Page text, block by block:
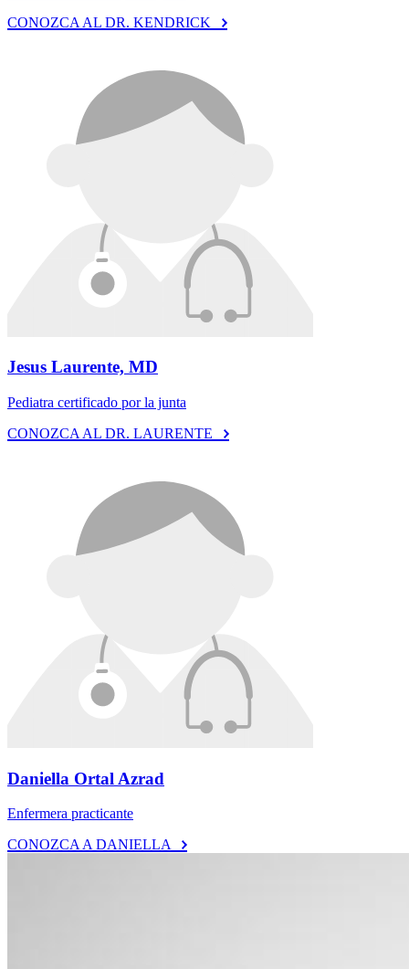
CONOZCA AL DR. KENDRICK
Jesus Laurente, MD
Pediatra certificado por la junta
CONOZCA AL DR. LAURENTE
Daniella Ortal Azrad
Enfermera practicante
CONOZCA A DANIELLA